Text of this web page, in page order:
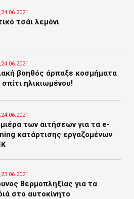
τσάι λεμόνι
βοηθός άρπαξε κοσμήματα
ηλικιωμένου!
των αιτήσεων για τα e-
κατάρτισης εργαζομένων
θερμοπληξίας για τα
στο αυτοκίνητο